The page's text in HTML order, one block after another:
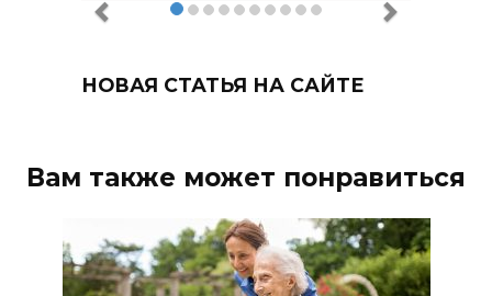
НОВАЯ СТАТЬЯ НА САЙТЕ
Вам также может понравиться